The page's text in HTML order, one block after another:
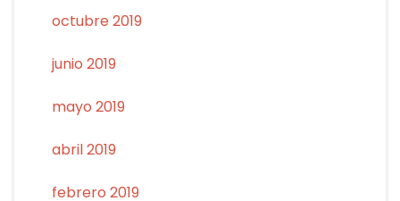
octubre 2019
junio 2019
mayo 2019
abril 2019
febrero 2019